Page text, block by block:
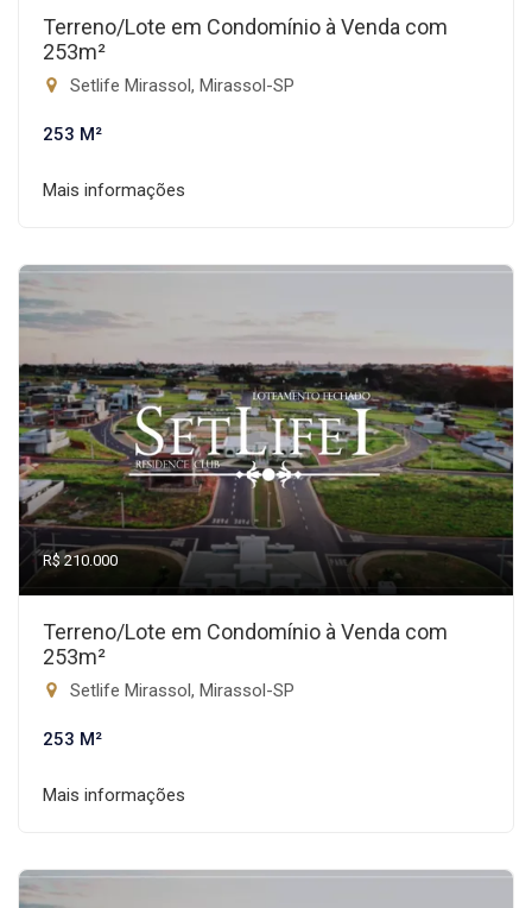
Terreno/Lote em Condomínio à Venda com
253m²
Setlife Mirassol, Mirassol-SP
253 M²
Mais informações
R$ 210.000
Terreno/Lote em Condomínio à Venda com
253m²
Setlife Mirassol, Mirassol-SP
253 M²
Mais informações